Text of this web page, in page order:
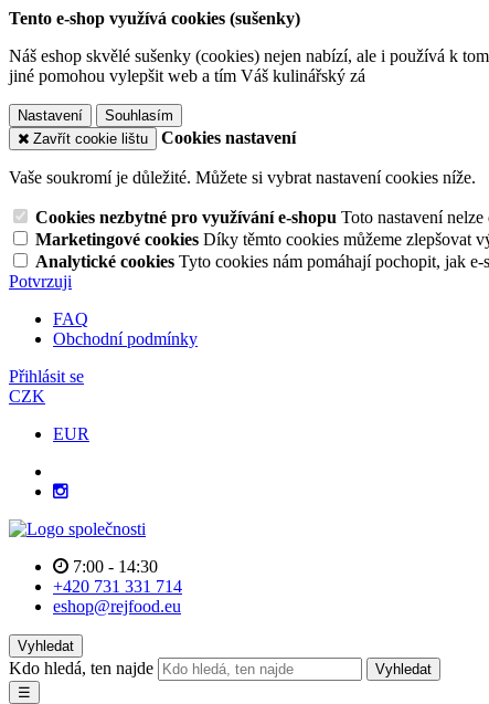
Tento e-shop využívá cookies (sušenky)
Náš eshop skvělé sušenky (cookies) nejen nabízí, ale i používá k
jiné pomohou vylepšit web a tím Váš kulinářský zá
Nastavení
Souhlasím
Zavřít cookie lištu
Cookies nastavení
Vaše soukromí je důležité. Můžete si vybrat nastavení cookies níže.
Cookies nezbytné pro využívání e-shopu Toto nastavení
Marketingové cookies Díky těmto cookies můžeme zlepšovat
Analytické cookies Tyto cookies nám pomáhají pochopit, jak
Potvrzuji
FAQ
Obchodní podmínky
Přihlásit se
CZK
EUR
7:00 - 14:30
+420 731 331 714
eshop@rejfood.eu
Vyhledat
Kdo hledá, ten najde
Vyhledat
☰